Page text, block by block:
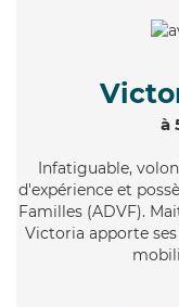
à
Infatiguable,
d'expérience et
Familles (ADVF).
Victoria apporte